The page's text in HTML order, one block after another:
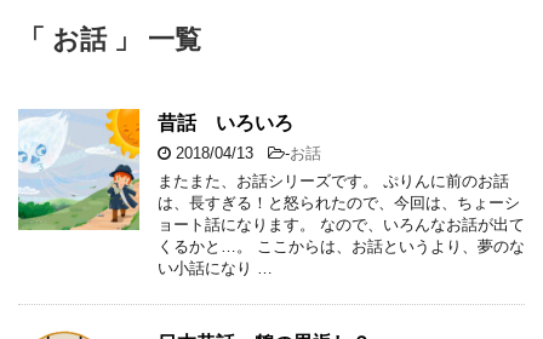
「 お話 」 一覧
昔話 いろいろ
2018/04/13 -お話
またまた、お話シリーズです。 ぷりんに前のお話
は、長すぎる！と怒られたので、今回は、ちょーシ
ョート話になります。 なので、いろんなお話が出て
くるかと…。 ここからは、お話というより、夢のな
い小話になり …